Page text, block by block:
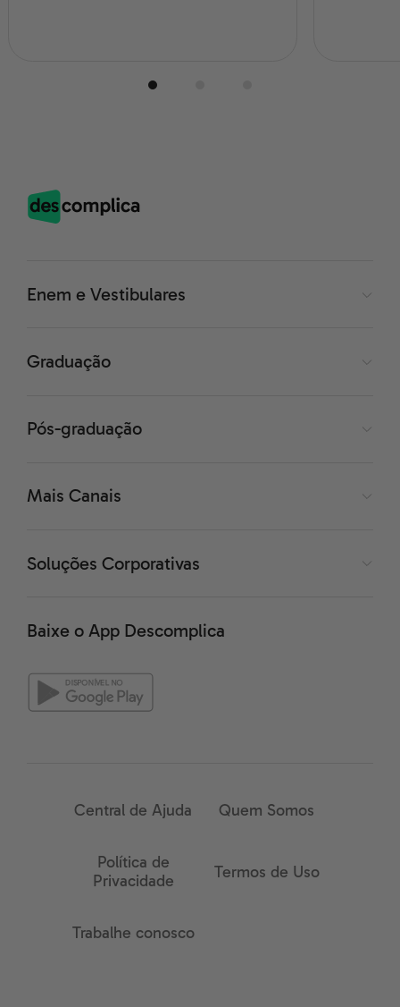
Enem e Vestibulares
Graduação
Pós-graduação
Mais Canais
Soluções Corporativas
Baixe o App Descomplica
Central de Ajuda Quem Somos
Política de
Privacidade
Termos de Uso
Trabalhe conosco